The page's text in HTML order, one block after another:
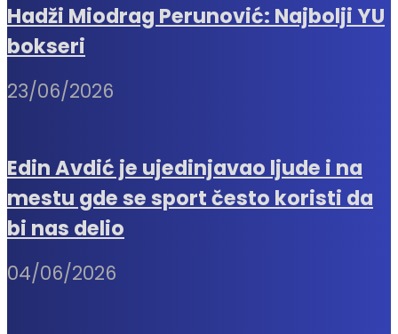
Hadži Miodrag Perunović: Najbolji YU
bokseri
23/06/2026
Edin Avdić je ujedinjavao ljude i na
mestu gde se sport često koristi da
bi nas delio
04/06/2026